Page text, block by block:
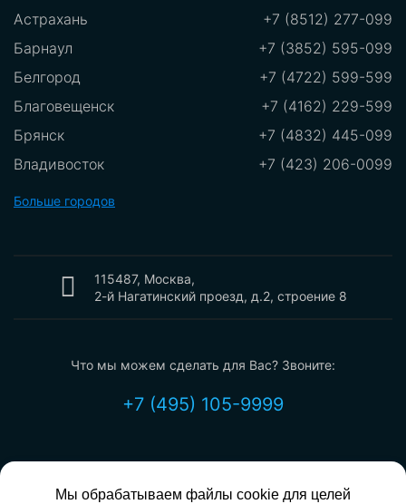
Мы обрабатываем файлы cookie для целей
Астрахань
+7 (8512) 277-099
Барнаул
+7 (3852) 595-099
Белгород
+7 (4722) 599-599
Благовещенск
+7 (4162) 229-599
Брянск
+7 (4832) 445-099
Владивосток
+7 (423) 206-0099
Владикавказ
Вологда
+7 (473) 212-2099
Иваново
+7 (4932) 700-099
+7 (3412) 209-099
+7 (4012) 797-099
Больше городов
115487, Москва,
2-й Нагатинский проезд, д.2, строение 8
Что мы можем сделать для Вас? Звоните:
+7 (495) 105-9999
info@mcn.ru